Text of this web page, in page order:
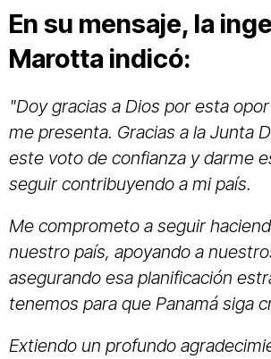
En su mensaje, la
Marotta indicó:
"Doy gracias a Dios por esta
me presenta. Gracias a la Junta
este voto de confianza y darme
seguir contribuyendo a mi país.
Me comprometo a seguir
nuestro país, apoyando a
asegurando esa planificación
tenemos para que Panamá siga
Extiendo un profundo